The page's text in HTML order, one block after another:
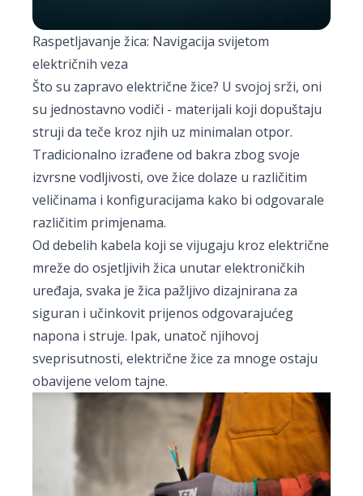
Raspetljavanje žica: Navigacija svijetom
električnih veza
Što su zapravo električne žice? U svojoj srži, oni
su jednostavno vodiči - materijali koji dopuštaju
struji da teče kroz njih uz minimalan otpor.
Tradicionalno izrađene od bakra zbog svoje
izvrsne vodljivosti, ove žice dolaze u različitim
veličinama i konfiguracijama kako bi odgovarale
različitim primjenama.
Od debelih kabela koji se vijugaju kroz električne
mreže do osjetljivih žica unutar elektroničkih
uređaja, svaka je žica pažljivo dizajnirana za
siguran i učinkovit prijenos odgovarajućeg
napona i struje. Ipak, unatoč njihovoj
sveprisutnosti, električne žice za mnoge ostaju
obavijene velom tajne.